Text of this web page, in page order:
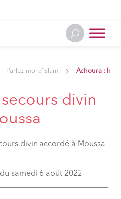
Parlez-moi d'Islam Achoura : le
divin
divin accordé à Moussa
samedi 6 août 2022